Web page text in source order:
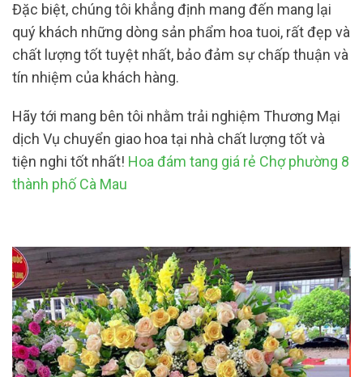
Đặc biệt, chúng tôi khẳng định mang đến mang lại
quý khách những dòng sản phẩm hoa tuoi, rất đẹp và
chất lượng tốt tuyệt nhất, bảo đảm sự chấp thuận và
tín nhiệm của khách hàng.
Hãy tới mang bên tôi nhằm trải nghiệm Thương Mại
dịch Vụ chuyển giao hoa tại nhà chất lượng tốt và
tiện nghi tốt nhất! Hoa đám tang giá rẻ Chợ phường 8
thành phố Cà Mau